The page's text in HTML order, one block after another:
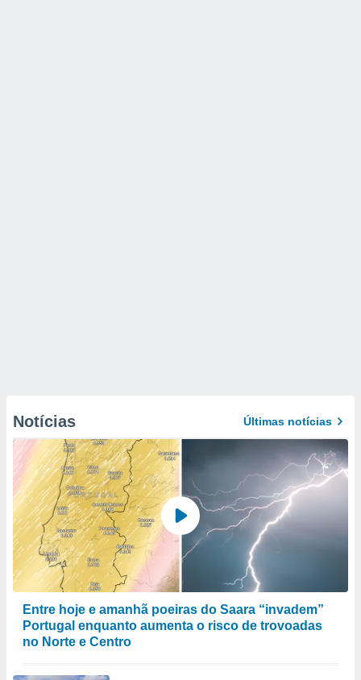
Notícias Últimas notícias
Entre hoje e amanhã poeiras do Saara “invadem”
Portugal enquanto aumenta o risco de trovoadas
no Norte e Centro